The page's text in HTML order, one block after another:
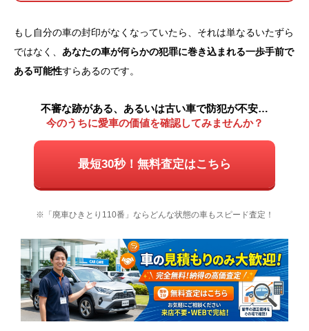
もし自分の車の封印がなくなっていたら、それは単なるいたずら
ではなく、 あなたの車が何らかの犯罪に巻き込まれる一歩手前で
ある可能性すらあるのです。
不審な跡がある、あるいは古い車で防犯が不安…
今のうちに愛車の価値を確認してみませんか？
最短30秒！無料査定はこちら
※「廃車ひきとり110番」ならどんな状態の車もスピード査定！